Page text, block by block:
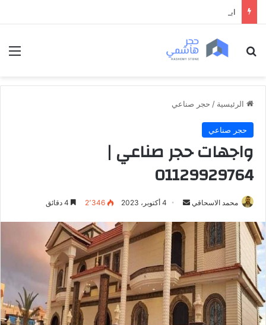
ابواب خشب داخلية فخمة
بحث عن
الرئيسية / حجر صناعي
حجر صناعي
واجهات حجر صناعي |
01129929764
محمد الاسحاقي
س
ل
ر
ي
د
4 أكتوبر، 2023 2٬346